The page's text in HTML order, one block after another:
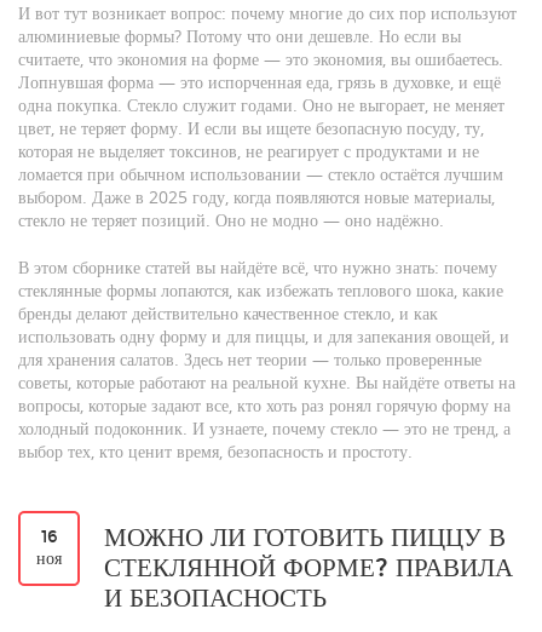
И вот тут возникает вопрос: почему многие до сих пор используют
алюминиевые формы? Потому что они дешевле. Но если вы
считаете, что экономия на форме — это экономия, вы ошибаетесь.
Лопнувшая форма — это испорченная еда, грязь в духовке, и ещё
одна покупка. Стекло служит годами. Оно не выгорает, не меняет
цвет, не теряет форму. И если вы ищете безопасную посуду, ту,
которая не выделяет токсинов, не реагирует с продуктами и не
ломается при обычном использовании — стекло остаётся лучшим
выбором. Даже в 2025 году, когда появляются новые материалы,
стекло не теряет позиций. Оно не модно — оно надёжно.
В этом сборнике статей вы найдёте всё, что нужно знать: почему
стеклянные формы лопаются, как избежать теплового шока, какие
бренды делают действительно качественное стекло, и как
использовать одну форму и для пиццы, и для запекания овощей, и
для хранения салатов. Здесь нет теории — только проверенные
советы, которые работают на реальной кухне. Вы найдёте ответы на
вопросы, которые задают все, кто хоть раз ронял горячую форму на
холодный подоконник. И узнаете, почему стекло — это не тренд, а
выбор тех, кто ценит время, безопасность и простоту.
16
ноя
МОЖНО ЛИ ГОТОВИТЬ ПИЦЦУ В
СТЕКЛЯННОЙ ФОРМЕ? ПРАВИЛА
И БЕЗОПАСНОСТЬ